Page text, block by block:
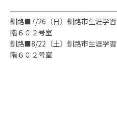
釧路■7/26（日） 釧路市生涯学
階６０２号室
釧路■8/22（土） 釧路市生涯学
階６０２号室